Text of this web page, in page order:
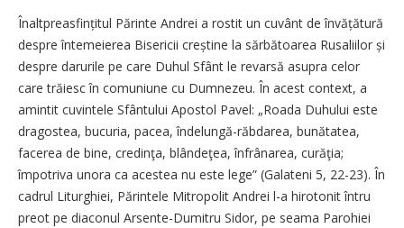
Înaltpreasfințitul Părinte Andrei a rostit un cuvânt de învățătură
despre întemeierea Bisericii creștine la sărbătoarea Rusaliilor și
despre darurile pe care Duhul Sfânt le revarsă asupra celor
care trăiesc în comuniune cu Dumnezeu. În acest context, a
amintit cuvintele Sfântului Apostol Pavel: „Roada Duhului este
dragostea, bucuria, pacea, înde­lun­gă-răbdarea, bunătatea,
facerea de bine, credinţa, blândeţea, înfrânarea, curăţia;
împotriva unora ca acestea nu este lege” (Galateni 5, 22-23). În
cadrul Liturghiei, Părintele Mi­tropolit Andrei l-a hirotonit întru
preot pe diaconul Arsente-Dumitru Sidor, pe seama Parohiei